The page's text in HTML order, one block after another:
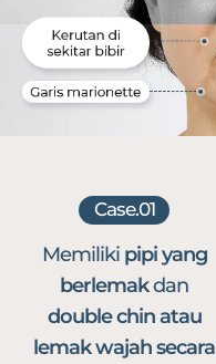
Case.01
Memiliki pipi yang
berlemakdan
doublechin atau
lemakwajah secara